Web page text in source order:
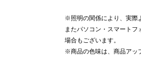
※照明の関係により、実際
またパソコン・スマート
場合もございます。
※商品の色味は、商品アッ